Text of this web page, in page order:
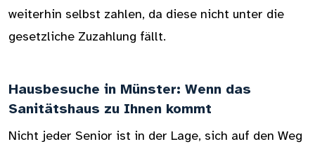
weiterhin selbst zahlen, da diese nicht unter die
gesetzliche Zuzahlung fällt.
Hausbesuche in Münster: Wenn das
Sanitätshaus zu Ihnen kommt
Nicht jeder Senior ist in der Lage, sich auf den Weg